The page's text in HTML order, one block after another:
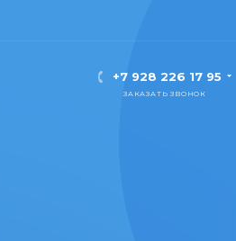
+7 928 226 17 95
ЗАКАЗАТЬ ЗВОНОК